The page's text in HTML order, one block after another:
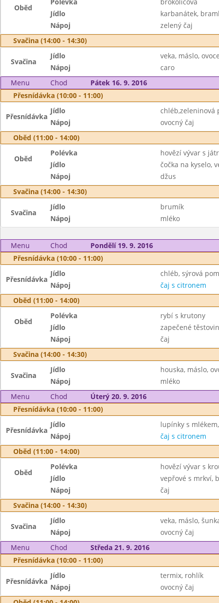
Oběd
Jídlo
karbanátek,
Nápoj
zelený čaj
Svačina (14:00 - 14:30)
Svačina
Jídlo
veka, máslo,
Nápoj
caro
Menu
Chod
Pátek 16. 9. 2016
Přesnídávka (10:00 - 11:00)
Přesnídávka
Jídlo
chléb,zeleninová
Nápoj
ovocný čaj
Oběd (11:00 - 14:00)
Oběd
Polévka
hovězí vývar s
Jídlo
čočka na kyselo,
Nápoj
džus
Svačina (14:00 - 14:30)
Svačina
Jídlo
brumík
Nápoj
mléko
Menu Chod
Pondělí 19. 9. 2016
Přesnídávka (10:00 - 11:00)
Přesnídávka
Jídlo
chléb, sýrová
Nápoj
čaj s citronem
Oběd (11:00 - 14:00)
Oběd
Polévka
rybí s krutony
Jídlo
zapečené
Nápoj
čaj
Svačina (14:00 - 14:30)
Svačina
Jídlo
houska, máslo,
Nápoj
mléko
Menu
Chod
Úterý 20. 9. 2016
Přesnídávka (10:00 - 11:00)
Přesnídávka
Jídlo
lupínky s
Nápoj
čaj s citronem
Oběd (11:00 - 14:00)
Oběd
Polévka
hovězí vývar s
Jídlo
vepřové s mrkví,
Nápoj
čaj
Svačina (14:00 - 14:30)
Svačina
Jídlo
veka, máslo,
Nápoj
ovocný čaj
Menu
Chod
Středa 21. 9. 2016
Přesnídávka (10:00 - 11:00)
Přesnídávka
Jídlo
termix, rohlík
Nápoj
ovocný čaj